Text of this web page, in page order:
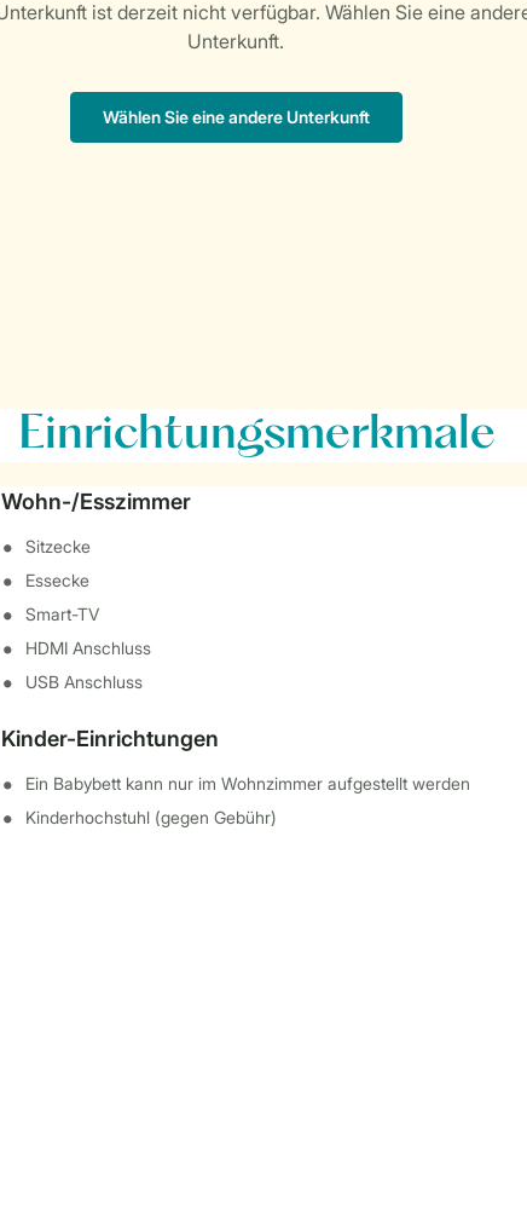
Einrichtungsmerkmale
Wohn-/Esszimmer
Sitzecke
Essecke
Smart-TV
HDMI Anschluss
USB Anschluss
Kinder-Einrichtungen
Ein Babybett kann nur im Wohnzimmer aufgestellt werden
Kinderhochstuhl (gegen Gebühr)